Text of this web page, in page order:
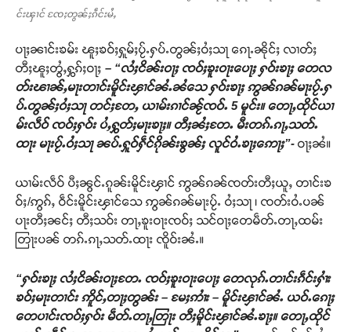
င်းၾၢင် ၸႄႈတွၼ်ႈၵဵင်းမႆႇ
ပႃႈၼၢင်းၶမ်း ၽူႈၶဝ်ႈႁူမ်ႈပႂ်ႉႁပ်ႉတွၼ်ႈဝႆႈသႃ ၵေႃႉၼိုင်ႈ လၢတ်ႈ
တီႈၽူႈတွႆႇႁွၵ်ႈဝႃႈ – “လႆႈငိၼ်းဝႃႈ ၸဝ်ႈၶူးဝႃးပေႃႈ ႁဝ်းၶႃႈ တေလ
တ်းၽၢၼ်ႇမႃးတၢင်းမိူင်းၾၢင်ၼႆႉၼႆသေ ႁဝ်းၶႃႈ ဢွၼ်ၵၼ်မႃးပႂ်ႉႁ
ပ်ႉတွၼ်ႈဝႆႈသႃ တင်ႈတႄႇ ယၢမ်းၵၢင်ၼႂ်ၸဝ်ႉ 5 မူင်း။ တေႃႇထိုင်ယၢ
မ်းလဵဝ် ၸဝ်ႈႁဝ်း ပႆႇႁွတ်ႈမႃးၶႃႈ။ တီႈၼႆႈတႄႉ မီးတၵ်ႉၵႃႇသတ်ႉ
ထႃး မႃးပႂ်ႉဝႆႈသႃ ၼပ်ႉႁူဝ်ႁဵင်ၵိုၼ်းၶွၼ်ႈ လူင်ဝႆႉၶႃႈဢေႃႈ”- ဝႃႈၼႆ။
ယၢမ်းလဵဝ် ပီႈၼွင်ႉၵူၼ်းမိူင်းၾၢင် ဢွၼ်ၵၼ်ၸတ်းတီႈယူႇ တၢင်းၶ
ဝ်ႈ/ဢွၵ်ႇ ဝဵင်းမိူင်းၾၢင်သေ ဢွၼ်ၵၼ်မႃးပႂ်ႉ ဝႆႈသႃ ၊ ၸတ်းဝႆႉပၼ်
ပႃးတီႈၼင်ႈ တီႈသဝ်း တႃႇၶူးဝႃးၸဝ်ႈ သင်ဝႃႈတေမဵတ်ႉတႃႇထမ်း
တြႃးပၼ် တၵ်ႉၵႃႇသတ်ႉထႃး ၸိူဝ်းၼႆႉ။
“ႁဝ်းၶႃႈ လႆႈငိၼ်းဝႃႈတႄႉ ၸဝ်ႈၶူးဝႃးပေႃႈ တေလုၵ်ႉတၢင်းၵဵင်းႁၢႆး
ၶဝ်ႈမႃးတၢင်း ဢိူင်ႇတႃႈတွၼ်း – မႄႈဢၢႆး – မိူင်းၾၢင်ၼႆႉ ယဝ်ႉၵေႃႈ
တေပၢင်းၸဝ်ႈႁဝ်း မဵတ်ႉတႃႇတြႃး တီႈမိူင်းၾၢင်ၼႆႉၶႃႈ။ တေႃႇထိုင်